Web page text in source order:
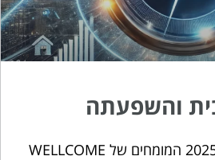
והשפעתה
תאריך: 25 בפברואר 2025 המומחים של WELLCOME